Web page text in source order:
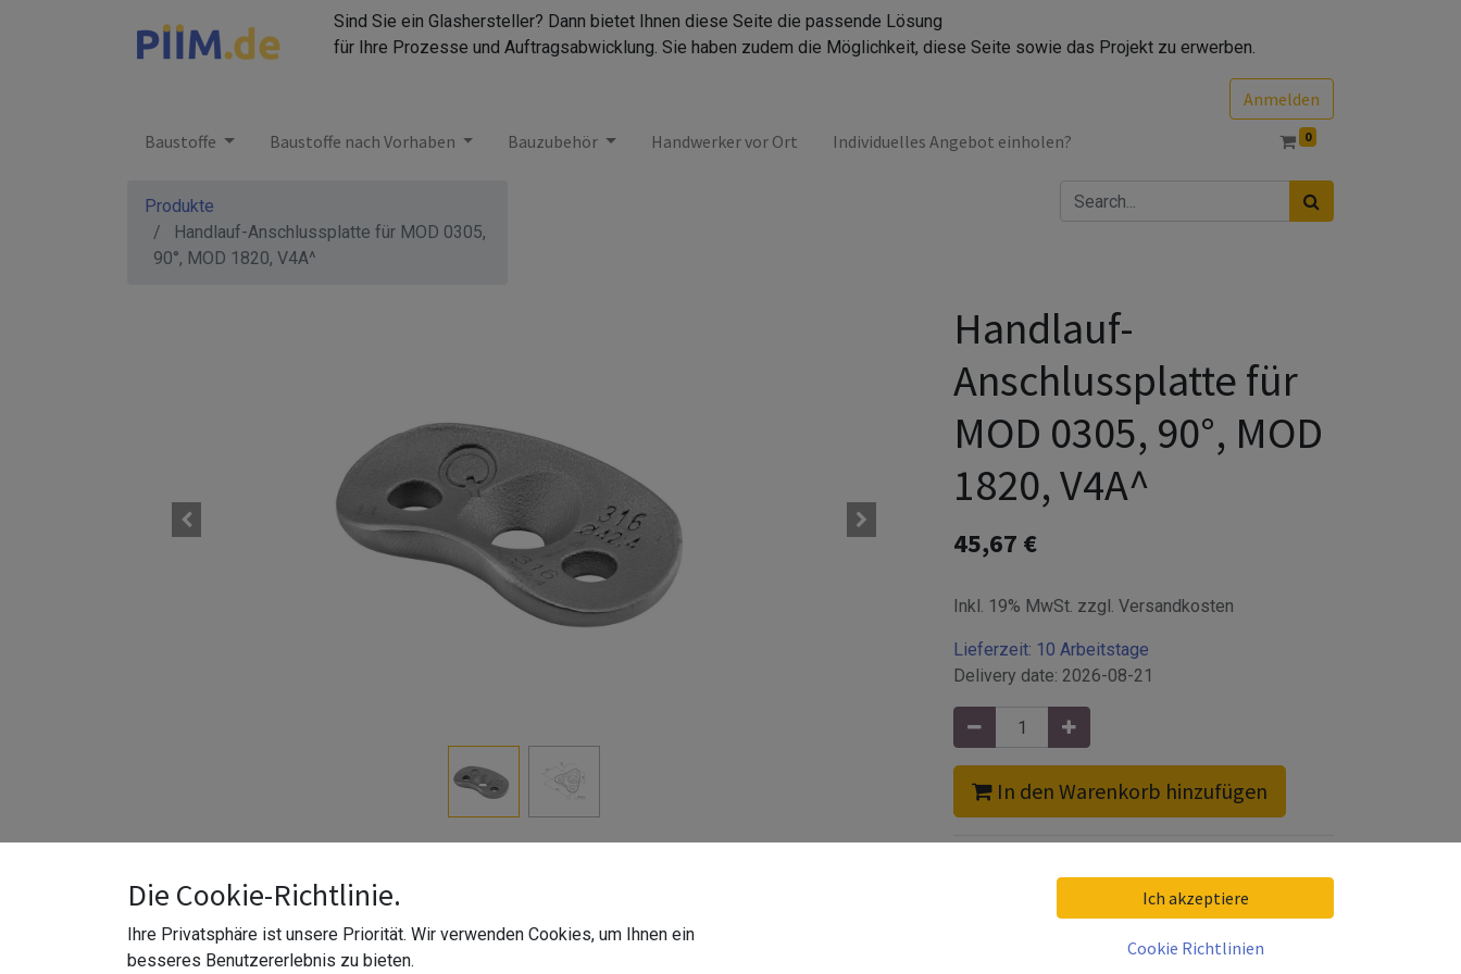
Sind Sie ein Glashersteller? Dann bietet Ihnen diese Seite die passende Lösung
für Ihre Prozesse und Auftragsabwicklung. Sie haben zudem die Möglichkeit, diese Seite sowie das Projekt zu erwerben.
Anmelden
Baustoffe
Baustoffe nach Vorhaben Bauzubehör Handwerker vor Ort Individuelles Angebot einholen? 0
Produkte
Handlauf-Anschlussplatte für MOD 0305,
90°, MOD 1820, V4A^
Handlauf-
Anschlussplatte für
MOD 0305, 90°, MOD
1820, V4A^
45,67 €
Inkl. 19% MwSt. zzgl. Versandkosten
Lieferzeit: 10 Arbeitstage
Delivery date: 2026-08-21
In den Warenkorb hinzufügen
zur Verbindung mit dem Rohrverbinder 0305 | Edelstahl V4A | für den Außenbereich
Z-Größe:für Ø42,4 mm Handlauf
Z-Farbe:matt gebürstet
Die Cookie-Richtlinie.
Ihre Privatsphäre ist unsere Priorität. Wir verwenden Cookies, um Ihnen ein
besseres Benutzererlebnis zu bieten.
Ich akzeptiere
Cookie Richtlinien